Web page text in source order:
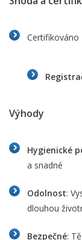
Certifikováno
Výhody
Hygienické
a snadné
Odolnost:
dlouhou
Bezpečné: